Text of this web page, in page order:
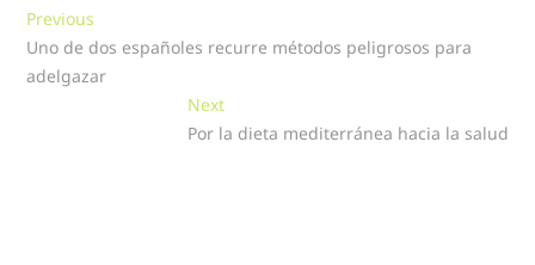
Navegación
de
entradas
Previous
post:
Uno de dos españoles recurre métodos peligrosos para
adelgazar
NextNext
post:
Por la dieta mediterránea hacia la salud